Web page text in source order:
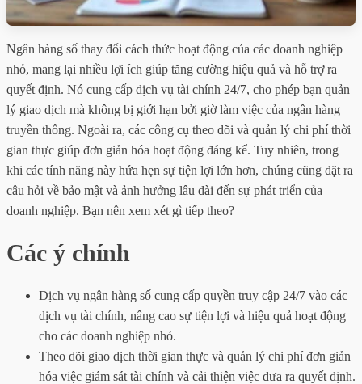
Ngân hàng số thay đổi cách thức hoạt động của các doanh nghiệp
nhỏ, mang lại nhiều lợi ích giúp tăng cường hiệu quả và hỗ trợ ra
quyết định. Nó cung cấp dịch vụ tài chính 24/7, cho phép bạn quản
lý giao dịch mà không bị giới hạn bởi giờ làm việc của ngân hàng
truyền thống. Ngoài ra, các công cụ theo dõi và quản lý chi phí thời
gian thực giúp đơn giản hóa hoạt động đáng kể. Tuy nhiên, trong
khi các tính năng này hứa hẹn sự tiện lợi lớn hơn, chúng cũng đặt ra
câu hỏi về bảo mật và ảnh hưởng lâu dài đến sự phát triển của
doanh nghiệp. Bạn nên xem xét gì tiếp theo?
Các ý chính
Dịch vụ ngân hàng số cung cấp quyền truy cập 24/7 vào các
dịch vụ tài chính, nâng cao sự tiện lợi và hiệu quả hoạt động
cho các doanh nghiệp nhỏ.
Theo dõi giao dịch thời gian thực và quản lý chi phí đơn giản
hóa việc giám sát tài chính và cải thiện việc đưa ra quyết định.